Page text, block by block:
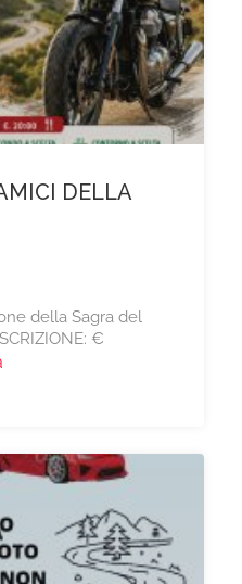
DELLA
della Sagra del
€